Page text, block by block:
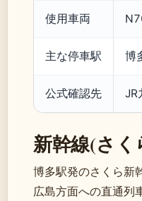
使用車両
主な停車駅 博
公式確認先 JR
新幹線(さく
博多駅発のさくら新
広島方面への直通列